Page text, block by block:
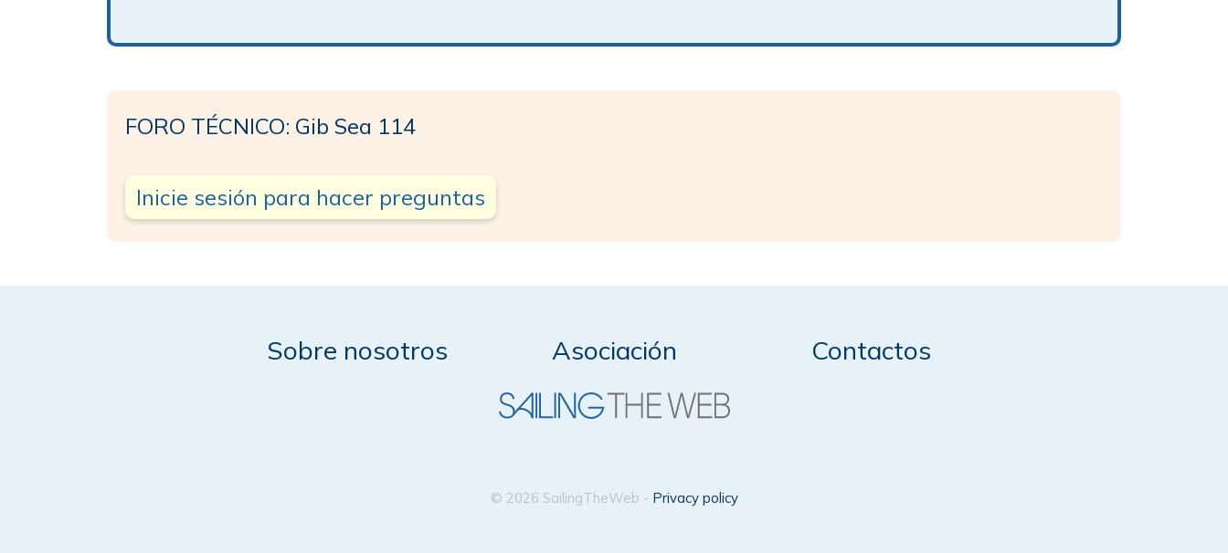
FORO TÉCNICO: Gib Sea 114
Inicie sesión para hacer preguntas
Sobre nosotros Asociación Contactos
© 2026 SailingTheWeb - Privacy policy